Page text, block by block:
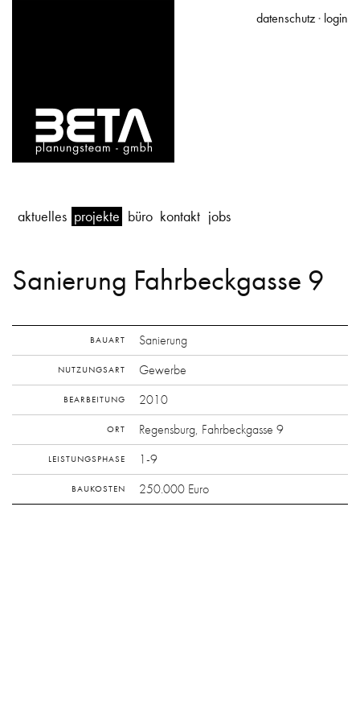
aktuelles projekte büro kontakt jobs
Sanierung Fahrbeckgasse 9
BAUART Sanierung
NUTZUNGSART Gewerbe
BEARBEITUNG 2010
ORT Regensburg, Fahrbeckgasse 9
LEISTUNGSPHASE 1-9
BAUKOSTEN 250.000 Euro
datenschutz· login